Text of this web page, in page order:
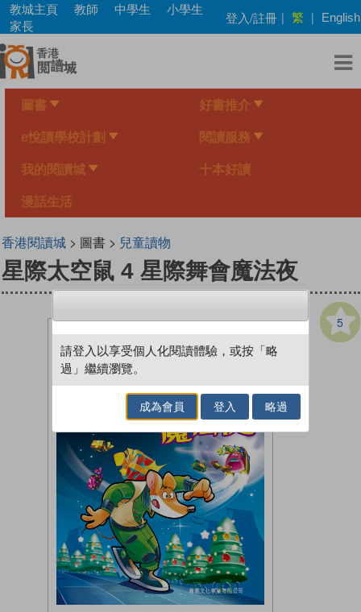
Skip
main
content
教城主頁 教師 中學生
小學生
家長
登入/註冊 | 繁 | English
圖書 好書推介
e悅讀學校計劃 閱讀服務
我的閱讀城 十本好讀
漫話生活
香港閱讀城> 圖書 > 兒童讀物
星際太空鼠 4 星際舞會魔法夜
5
請登入以享受個人化閱讀體驗，或按「略
過」繼續瀏覽。
成為會員 登入 略過